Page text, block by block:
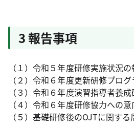
3 報告事項
（１）令和５年度研修実施状況の
（２）令和６年度更新研修プロ
（３）令和６年度演習指導者養
（４）令和６年度研修協力への
（５）基礎研修後のOJTに関す